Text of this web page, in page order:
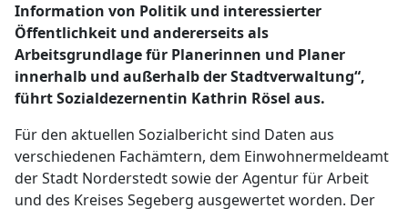
Information von Politik und interessierter
Öffentlichkeit und andererseits als
Arbeitsgrundlage für Planerinnen und Planer
innerhalb und außerhalb der Stadtverwaltung“,
führt Sozialdezernentin Kathrin Rösel aus.
Für den aktuellen Sozialbericht sind Daten aus
verschiedenen Fachämtern, dem Einwohnermeldeamt
der Stadt Norderstedt sowie der Agentur für Arbeit
und des Kreises Segeberg ausgewertet worden. Der